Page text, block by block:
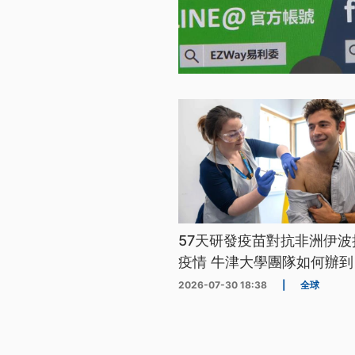
57天研發疫苗對抗非洲伊
疫情 牛津大學團隊如何辦
2026-07-30 18:38 全球